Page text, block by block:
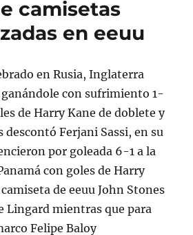
camisetas
en eeuu
en Rusia, Inglaterra
con sufrimiento 1-
de Harry Kane de doblete y
descontó Ferjani Sassi, en su
por goleada 6-1 a la
con goles de Harry
de eeuu John Stones
Lingard mientras que para
Felipe Baloy